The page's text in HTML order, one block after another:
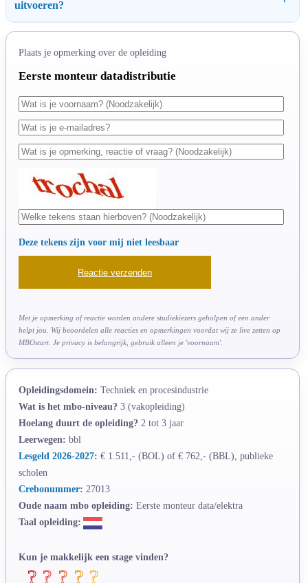
uitvoeren?
Plaats je opmerking over de opleiding
Eerste monteur datadistributie
Deze tekens zijn voor mij niet leesbaar
Met je opmerking of reactie worden andere studiekiezers geholpen of een ander
helpt jou. Wij beoordelen alle reacties en opmerkingen voordat wij ze live zetten op
MBOstart. Je privacy is belangrijk, gebruik alleen je 'voornaam'.
Opleidingsdomein: Techniek en procesindustrie
Wat is het mbo-niveau? 3 (vakopleiding)
Hoelang duurt de opleiding? 2 tot 3 jaar
Leerwegen: bbl
Lesgeld 2026-2027: € 1.511,- (BOL) of € 762,- (BBL), publieke
scholen
Crebonummer: 27013
Oude naam mbo opleiding: Eerste monteur data/elektra
Taal opleiding:
Kun je makkelijk een stage vinden?